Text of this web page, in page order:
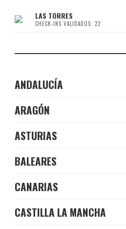
LAS TORRES
CHECK-INS VALIDADOS: 22
ANDALUCÍA
ARAGÓN
ASTURIAS
BALEARES
CANARIAS
CASTILLA LA MANCHA